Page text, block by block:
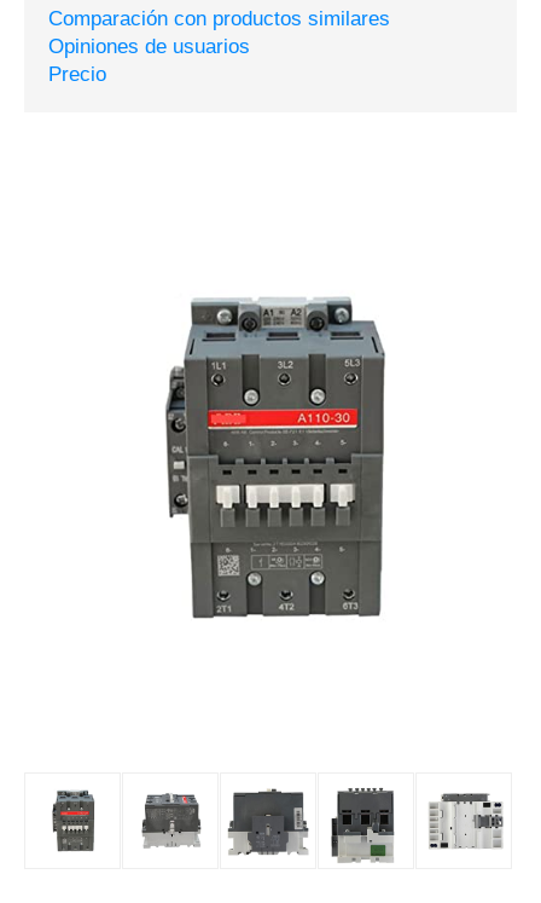
Comparación con productos similares
Opiniones de usuarios
Precio